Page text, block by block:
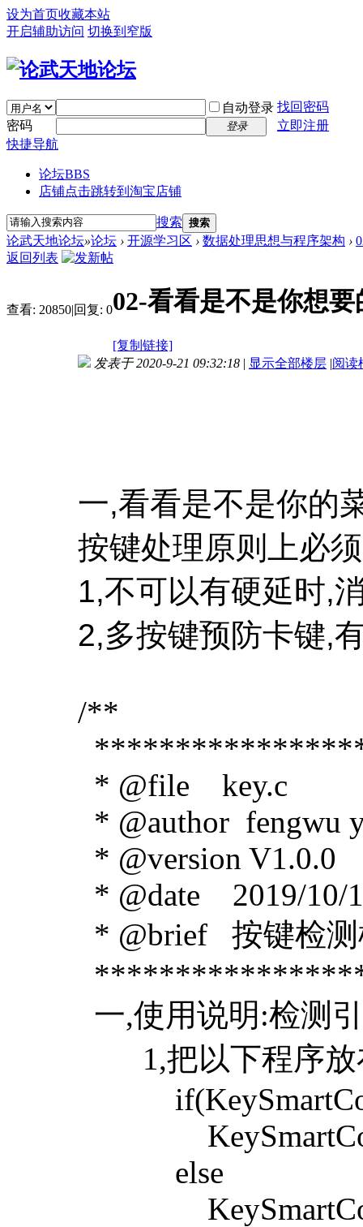
设为首页收藏本站
开启辅助访问 切换到窄版
自动登录 找回密码
密码
登录
立即注册
快捷导航
论坛BBS
店铺点击跳转到淘宝店铺
搜索 搜索
论武天地论坛»论坛 › 开源学习区 › 数据处理思想与程序架构 ›
返回列表
查看: 20850|回复: 002-看看是不是你想
[复制链接]
发表于 2020-9-21 09:32:18 | 显示全部楼层 |阅读
一,看看是不是你的
按键处理原则上必
1,不可以有硬延时,
2,多按键预防卡键,
/**
* @file key.c
* @author fengwu
* @version V1.0.0
* @date 2019/10/
* @brief 按键检
一,使用说明:检测
1,把以下程序放
else